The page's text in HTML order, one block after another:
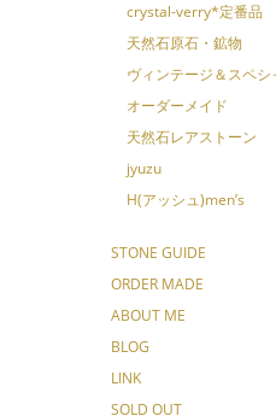
crystal-verry*定番品
天然石原石・鉱物
ヴィンテージ＆スペシ
オーダーメイド
天然石レアストーン
jyuzu
H(アッシュ)men’s
STONE GUIDE
ORDER MADE
ABOUT ME
BLOG
LINK
SOLD OUT